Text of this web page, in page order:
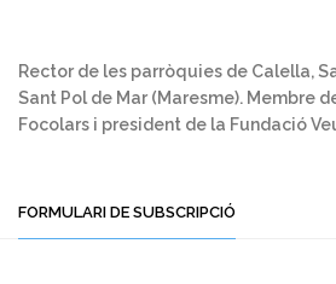
Rector de les parròquies de Calella,
Sant Pol de Mar (Maresme). Membre
Focolars i president de la Fundació
FORMULARI DE SUBSCRIPCIÓ